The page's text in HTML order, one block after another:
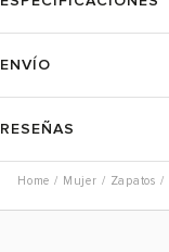
ENVÍO
RESEÑAS
Mujer Zapatos